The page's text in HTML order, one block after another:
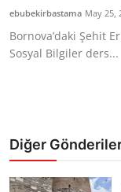
ebubekirbastama May 25,
Bornova’daki Şehit
Sosyal Bilgiler ders...
Diğer